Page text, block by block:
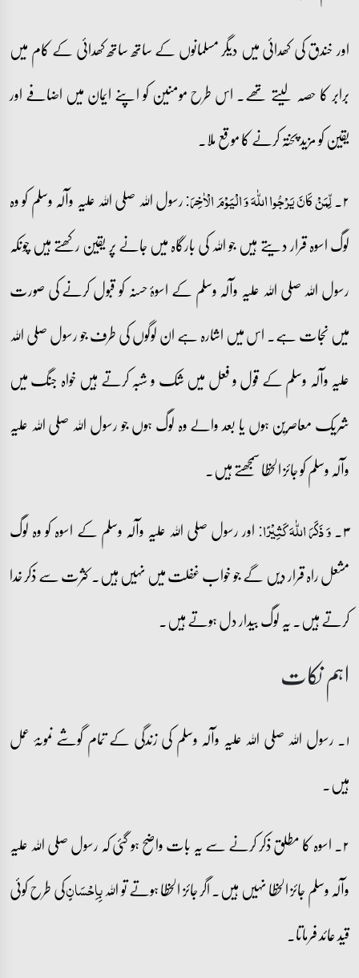
اور خندق کی کھدائی میں دیگر مسلمانوں کے ساتھ ساتھ کھدائی کے کام میں
برابر کا حصہ لیتے تھے۔ اس طرح مومنین کو اپنے ایمان میں اضافے اور
یقین کو مزید پختہ کرنے کا موقع ملا۔
۲۔ لِّمَنۡ کَانَ یَرۡجُوا اللّٰہَ وَ الۡیَوۡمَ الۡاٰخِرَ:رسول اللہ صلی اللہ علیہ وآلہ وسلم کو وہ
لوگ اسوہ قرار دیتے ہیں جو اللہ کی بارگاہ میں جانے پر یقین رکھتے ہیں چونکہ
رسول اللہ صلی اللہ علیہ وآلہ وسلم کے اسوۂ حسنہ کو قبول کرنے کی صورت
میں نجات ہے۔ اس میں اشارہ ہے ان لوگوں کی طرف جو رسول صلی اللہ
علیہ وآلہ وسلم کے قول و فعل میں شک و شبہ کرتے ہیں خواہ جنگ میں
شریک معاصرین ہوں یا بعد والے وہ لوگ ہوں جو رسول اللہ صلی اللہ علیہ
وآلہ وسلم کو جائز الخطا سمجھتے ہیں۔
۳۔ وَ ذَکَرَ اللّٰہَ کَثِیۡرًا:اور رسول صلی اللہ علیہ وآلہ وسلم کے اسوہ کو وہ لوگ
مشعل راہ قرار دیں گے جو خواب غفلت میں نہیں ہیں۔ کثرت سے ذکر خدا
کرتے ہیں۔ یہ لوگ بیدار دل ہوتے ہیں۔
اہم نکات
۱۔ رسول اللہ صلی اللہ علیہ وآلہ وسلم کی زندگی کے تمام گوشے نمونۂ عمل
ہیں۔
۲۔ اسوہ کا مطلق ذکر کرنے سے یہ بات واضح ہو گئی کہ رسول صلی اللہ علیہ
وآلہ وسلم جائز الخطا نہیں ہیں۔ اگر جائز الخطا ہوتے تو اللہبِاِحۡسَانٍکی طرح کوئی
قید عائد فرماتا۔